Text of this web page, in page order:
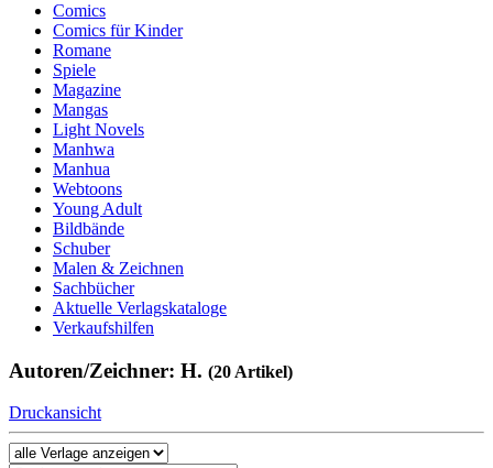
Comics
Comics für Kinder
Romane
Spiele
Magazine
Mangas
Light Novels
Manhwa
Manhua
Webtoons
Young Adult
Bildbände
Schuber
Malen & Zeichnen
Sachbücher
Aktuelle Verlagskataloge
Verkaufshilfen
Autoren/Zeichner: H. (20 Artikel)
Druckansicht